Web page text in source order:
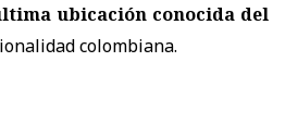
ubicación conocida del
colombiana.